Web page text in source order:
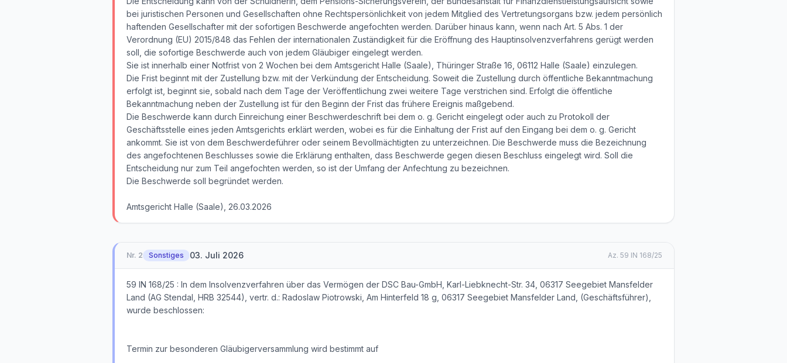
bei juristischen Personen und Gesellschaften ohne Rechtspersönlichkeit von jedem Mitglied des Vertretungsorgans bzw. jedem persönlich
haftenden Gesellschafter mit der sofortigen Beschwerde angefochten werden. Darüber hinaus kann, wenn nach Art. 5 Abs. 1 der
Verordnung (EU) 2015/848 das Fehlen der internationalen Zuständigkeit für die Eröffnung des Hauptinsolvenzverfahrens gerügt werden
soll, die sofortige Beschwerde auch von jedem Gläubiger eingelegt werden.
Sie ist innerhalb einer Notfrist von 2 Wochen bei dem Amtsgericht Halle (Saale), Thüringer Straße 16, 06112 Halle (Saale) einzulegen.
Die Frist beginnt mit der Zustellung bzw. mit der Verkündung der Entscheidung. Soweit die Zustellung durch öffentliche Bekanntmachung
erfolgt ist, beginnt sie, sobald nach dem Tage der Veröffentlichung zwei weitere Tage verstrichen sind. Erfolgt die öffentliche
Bekanntmachung neben der Zustellung ist für den Beginn der Frist das frühere Ereignis maßgebend.
Die Beschwerde kann durch Einreichung einer Beschwerdeschrift bei dem o. g. Gericht eingelegt oder auch zu Protokoll der
Geschäftsstelle eines jeden Amtsgerichts erklärt werden, wobei es für die Einhaltung der Frist auf den Eingang bei dem o. g. Gericht
ankommt. Sie ist von dem Beschwerdeführer oder seinem Bevollmächtigten zu unterzeichnen. Die Beschwerde muss die Bezeichnung
des angefochtenen Beschlusses sowie die Erklärung enthalten, dass Beschwerde gegen diesen Beschluss eingelegt wird. Soll die
Entscheidung nur zum Teil angefochten werden, so ist der Umfang der Anfechtung zu bezeichnen.
Die Beschwerde soll begründet werden.
Amtsgericht Halle (Saale), 26.03.2026
Nr. 2 Sonstiges 03. Juli 2026 Az. 59 IN 168/25
59 IN 168/25 : In dem Insolvenzverfahren über das Vermögen der DSC Bau-GmbH, Karl-Liebknecht-Str. 34, 06317 Seegebiet Mansfelder
Land (AG Stendal, HRB 32544), vertr. d.: Radoslaw Piotrowski, Am Hinterfeld 18 g, 06317 Seegebiet Mansfelder Land, (Geschäftsführer),
wurde beschlossen:
Termin zur besonderen Gläubigerversammlung wird bestimmt auf